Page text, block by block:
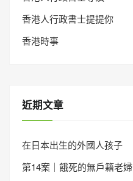
香港人行政書士提提你
香港時事
近期文章
在日本出生的外國人孩子
第14案｜餓死的無戶籍老婦